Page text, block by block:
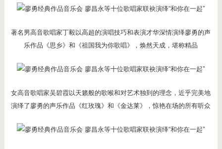
著名男高音歌唱家丁毅以高超的演唱技巧和表演才华深情演绎廖勇的声
乐作品《思乡》和《祖国我为你歌唱》，焕然天成，堪称精品
女高音歌唱家吴碧霞以天籁般的歌喉和对艺术独到的理念，近乎完美地
演绎了廖勇的声乐作品《红玫瑰》和《金达莱》，惊艳在场的所有听众